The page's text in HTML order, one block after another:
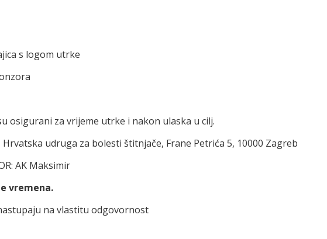
s logom utrke
osigurani za vrijeme utrke i nakon ulaska u cilj.
Hrvatska udruga za bolesti štitnjače, Frane Petrića 5, 10000 Zagreb
AK Maksimir
vremena.
na vlastitu odgovornost